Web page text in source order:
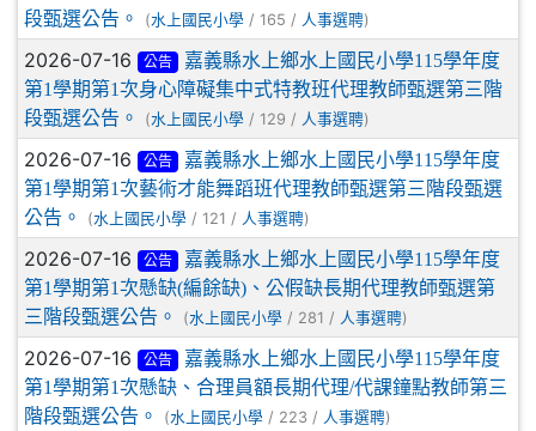
段甄選公告。
(水上國民小學 / 165 / 人事選聘)
2026-07-16 公告
嘉義縣水上鄉水上國民小學115學年度
第1學期第1次身心障礙集中式特教班代理教師甄選第三階
段甄選公告。
(水上國民小學 / 129 / 人事選聘)
2026-07-16 公告
嘉義縣水上鄉水上國民小學115學年度
第1學期第1次藝術才能舞蹈班代理教師甄選第三階段甄選
公告。
(水上國民小學 / 121 / 人事選聘)
2026-07-16 公告
嘉義縣水上鄉水上國民小學115學年度
第1學期第1次懸缺(編餘缺)、公假缺長期代理教師甄選第
三階段甄選公告。
(水上國民小學 / 281 / 人事選聘)
2026-07-16 公告
嘉義縣水上鄉水上國民小學115學年度
第1學期第1次懸缺、合理員額長期代理/代課鐘點教師第三
階段甄選公告。
(水上國民小學 / 223 / 人事選聘)